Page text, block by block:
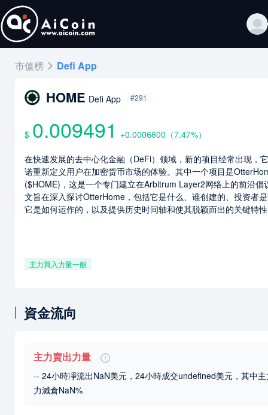
市值榜 Defi App
HOME Defi App #291
$ 0.009491 +0.0006600 （7.47%）
在快速发展的去中心化金融（DeFi）领域，新的项目经常出现，
诺重新定义用户在加密货币市场的体验。其中一个项目是
($HOME)，这是一个专门建立在Arbitrum Layer2网络上的前沿倡
文旨在深入探讨OtterHome，包括它是什么、谁创建的、投资者
它是如何运作的，以及提供历史时间轴和使其脱颖而出的关键特
主力買入力量一般
資金流向
主力賣出力量
-- 24小時凈流出NaN美元，24小時成交undefined美元 ，其中
力減倉NaN%